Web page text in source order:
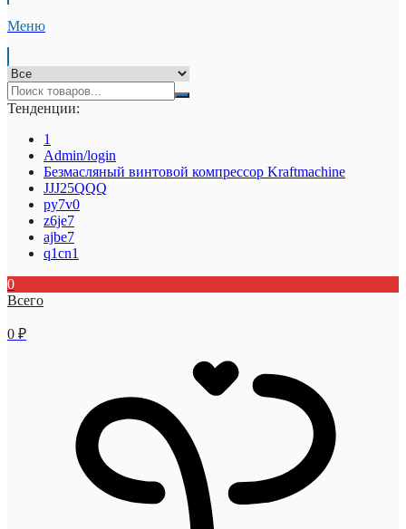
Меню
Тенденции:
1
Admin/login
Безмасляный винтовой компрессор Kraftmaсhine
JJJ25QQQ
py7v0
z6je7
ajbe7
q1cn1
0
Всего
0 ₽